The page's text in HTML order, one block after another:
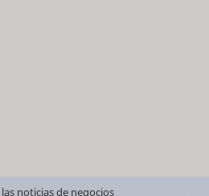
noticias de negocios